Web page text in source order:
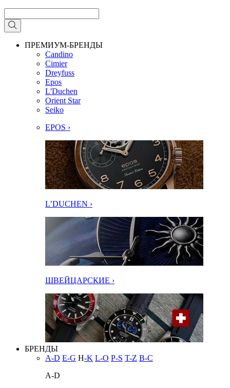
ПРЕМИУМ-БРЕНДЫ
Candino
Cimier
Dreyfuss
Epos
L'Duchen
Orient Star
Seiko
EPOS ›
L’DUCHEN ›
ШВЕЙЦАРСКИЕ ›
БРЕНДЫ
A-D E-G H-K L-O P-S T-Z В-С
A-D